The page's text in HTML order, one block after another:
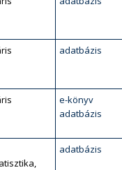
adatbázis
e-könyv
adatbázis
adatbázis